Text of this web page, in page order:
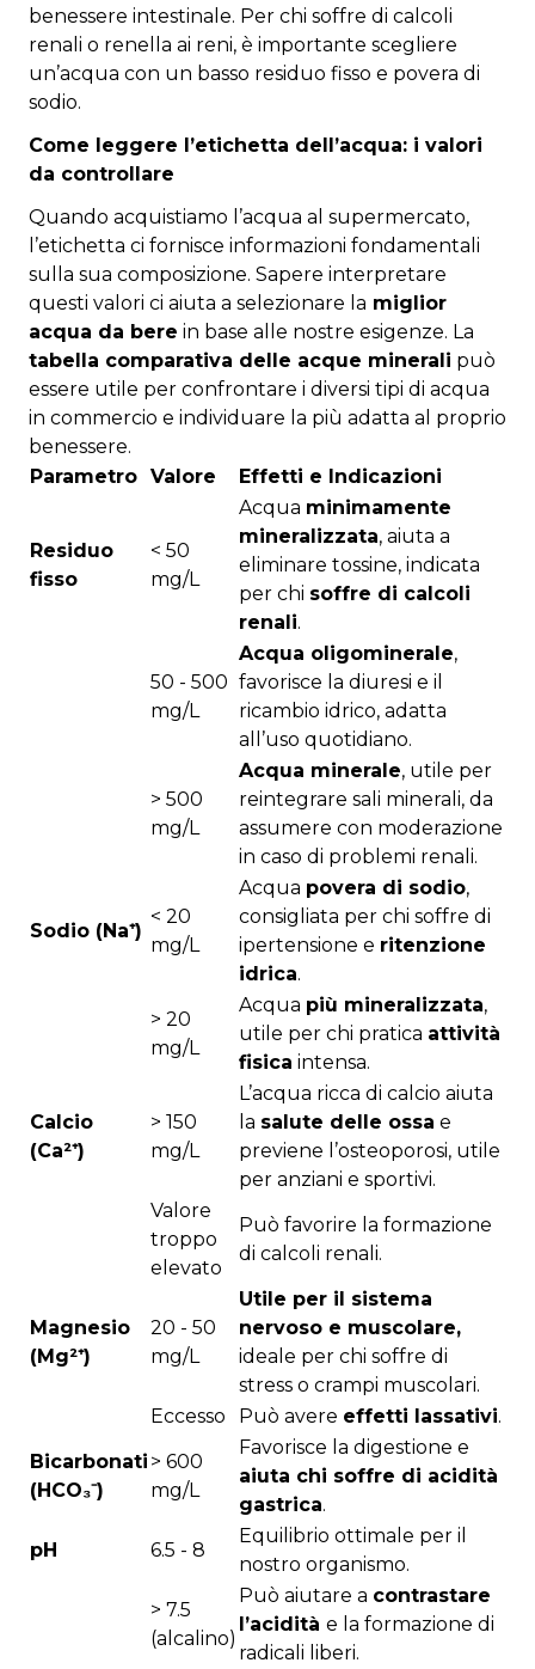
benessere intestinale. Per chi soffre di calcoli
renali o renella ai reni, è importante scegliere
un’acqua con un basso residuo fisso e povera di
sodio.
Come leggere l’etichetta dell’acqua: i valori
da controllare
Quando acquistiamo l’acqua al supermercato,
l’etichetta ci fornisce informazioni fondamentali
sulla sua composizione. Sapere interpretare
questi valori ci aiuta a selezionare la miglior
acqua da bere in base alle nostre esigenze. La
tabella comparativa delle acque minerali può
essere utile per confrontare i diversi tipi di acqua
in commercio e individuare la più adatta al proprio
benessere.
Parametro Valore Effetti e Indicazioni
Residuo
fisso
< 50
mg/L
Acqua minimamente
mineralizzata, aiuta a
eliminare tossine, indicata
per chi soffre di calcoli
renali.
50 - 500
mg/L
Acqua oligominerale,
favorisce la diuresi e il
ricambio idrico, adatta
all’uso quotidiano.
> 500
mg/L
Acqua minerale, utile per
reintegrare sali minerali, da
assumere con moderazione
in caso di problemi renali.
Sodio (Na⁺)
< 20
mg/L
Acqua povera di sodio,
consigliata per chi soffre di
ipertensione e ritenzione
idrica.
> 20
mg/L
Acqua più mineralizzata,
utile per chi pratica attività
fisica intensa.
Calcio
(Ca²⁺)
> 150
mg/L
L’acqua ricca di calcio aiuta
la salute delle ossa e
previene l’osteoporosi, utile
per anziani e sportivi.
Valore
troppo
elevato
Può favorire la formazione
di calcoli renali.
Magnesio
(Mg²⁺)
20 - 50
mg/L
Utile per il sistema
nervoso e muscolare,
ideale per chi soffre di
stress o crampi muscolari.
Eccesso
Può avere effetti lassativi.
Bicarbonati
(HCO₃⁻)
> 600
mg/L
Favorisce la digestione e
aiuta chi soffre di acidità
gastrica.
pH
6.5 - 8
Equilibrio ottimale per il
nostro organismo.
> 7.5
(alcalino)
Può aiutare a contrastare
l’acidità e la formazione di
radicali liberi.